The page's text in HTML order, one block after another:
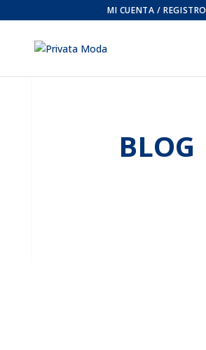
MI CUENTA / REGISTRO
BLOG